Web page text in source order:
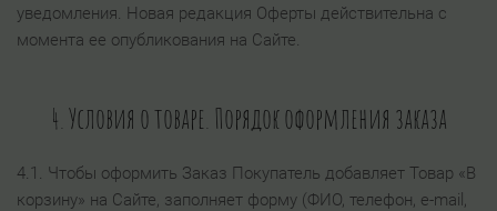
уведомления. Новая редакция Оферты действительна с
момента ее опубликования на Сайте.
4. Условия о товаре. Порядок оформления заказа
4.1. Чтобы оформить Заказ Покупатель добавляет Товар «В
корзину» на Сайте, заполняет форму (ФИО, телефон, e-mail,